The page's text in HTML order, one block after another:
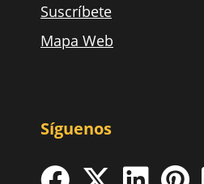
Suscríbete
Mapa Web
Síguenos